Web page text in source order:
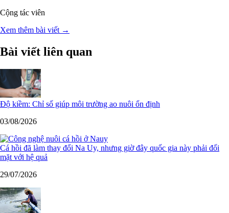
Cộng tác viên
Xem thêm bài viết →
Bài viết liên quan
Độ kiềm: Chỉ số giúp môi trường ao nuôi ổn định
03/08/2026
Cá hồi đã làm thay đổi Na Uy, nhưng giờ đây quốc gia này phải đối
mặt với hệ quả
29/07/2026